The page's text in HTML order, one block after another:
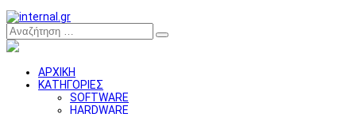
Αναζήτηση
ΑΡΧΙΚΗ
ΚΑΤΗΓΟΡΙΕΣ
SOFTWARE
HARDWARE